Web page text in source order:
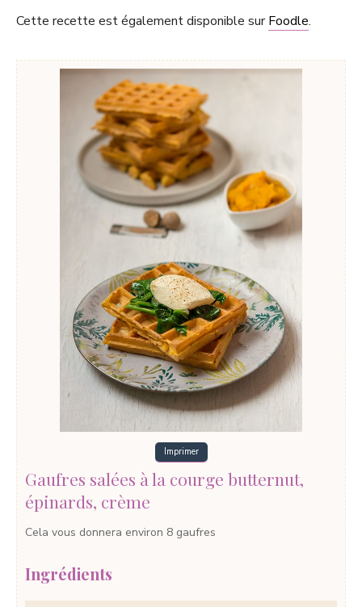
Cette recette est également disponible surFoodle.
Imprimer
Gaufres salées à la courge butternut,
épinards, crème
Cela vous donnera environ 8 gaufres
Ingrédients